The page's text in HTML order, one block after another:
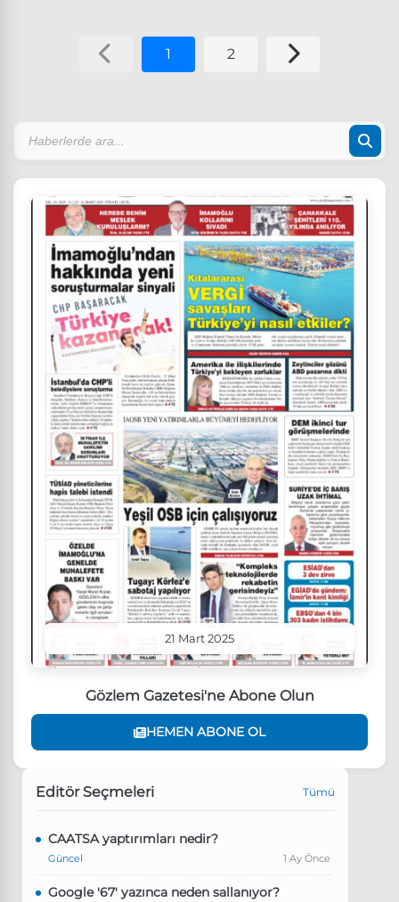
1 2
21 Mart 2025
Gözlem Gazetesi'ne Abone Olun
HEMEN ABONE OL
Editör Seçmeleri Tümü
CAATSA yaptırımları nedir?
Güncel 1 Ay Önce
Google '67' yazınca neden sallanıyor?